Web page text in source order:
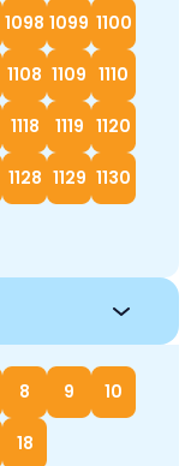
1098 1099 1100
1108 1109 1110
1118 1119 1120
1128 1129 1130
8 9 10
18